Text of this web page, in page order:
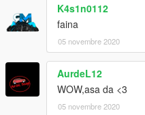
K4s1n0112
faina
05 novembre 2020
AurdeL12
WOW,asa da <3
05 novembre 2020